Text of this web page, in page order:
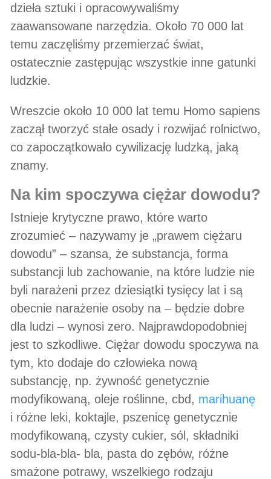
dzieła sztuki i opracowywaliśmy
zaawansowane narzędzia. Około 70 000 lat
temu zaczęliśmy przemierzać świat,
ostatecznie zastępując wszystkie inne gatunki
ludzkie.
Wreszcie około 10 000 lat temu Homo sapiens
zaczął tworzyć stałe osady i rozwijać rolnictwo,
co zapoczątkowało cywilizację ludzką, jaką
znamy.
na kim spoczywa ciężar dowodu?
Istnieje krytyczne prawo, które warto
zrozumieć – nazywamy je „prawem ciężaru
dowodu” – szansa, że substancja, forma
substancji lub zachowanie, na które ludzie nie
byli narażeni przez dziesiątki tysięcy lat i są
obecnie narażenie osoby na – będzie dobre
dla ludzi – wynosi zero. Najprawdopodobniej
jest to szkodliwe. Ciężar dowodu spoczywa na
tym, kto dodaje do człowieka nową
substancję, np. żywność genetycznie
modyfikowaną, oleje roślinne, cbd, marihuanę
i różne leki, koktajle, pszenicę genetycznie
modyfikowaną, czysty cukier, sól, składniki
sodu-bla-bla- bla, pasta do zębów, różne
smażone potrawy, wszelkiego rodzaju